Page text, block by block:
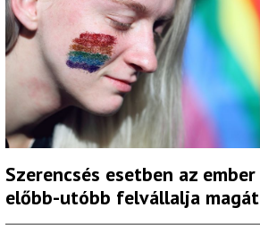
Szerencsés esetben az ember
előbb-utóbb felvállalja magát